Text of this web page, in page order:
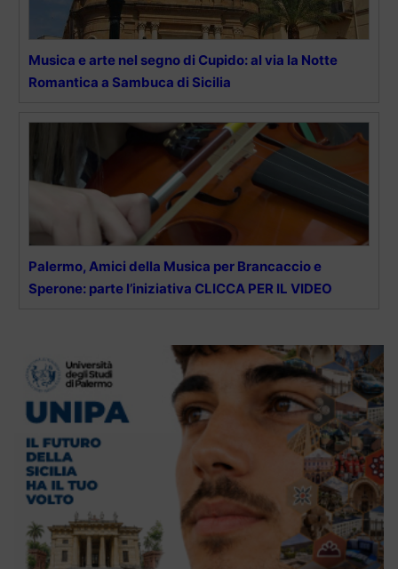
Musica e arte nel segno di Cupido: al via la Notte
Romantica a Sambuca di Sicilia
Palermo, Amici della Musica per Brancaccio e
Sperone: parte l’iniziativa CLICCA PER IL VIDEO